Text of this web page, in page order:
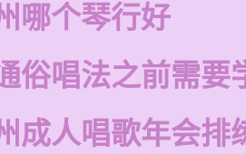
哪个琴行好
俗唱法之前需要
成人唱歌年会排